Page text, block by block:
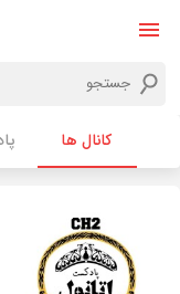
کانال ها